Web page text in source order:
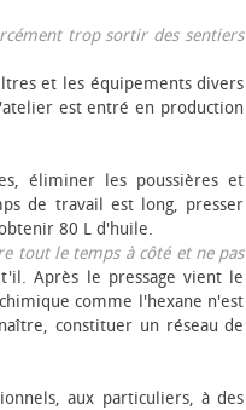
trop sortir des sentiers
et les équipements divers
est entré en production
éliminer les poussières et
de travail est long, presser
80 L d'huile.
tout le temps à côté et ne pas
Après le pressage vient le
comme l'hexane n'est
constituer un réseau de
aux particuliers, à des